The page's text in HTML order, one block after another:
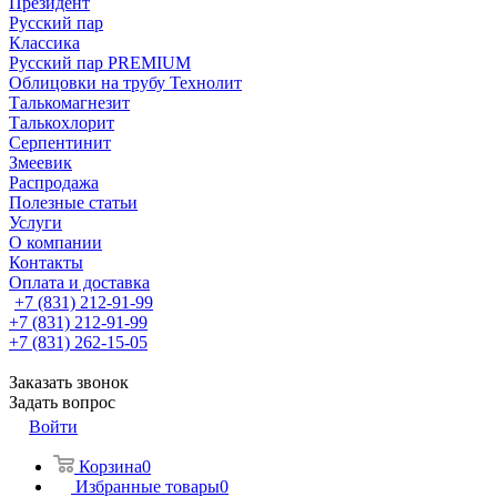
Русский пар
Классика
Русский пар PREMIUM
Облицовки на трубу Технолит
Талькомагнезит
Талькохлорит
Серпентинит
Змеевик
Распродажа
Полезные статьи
Услуги
О компании
Контакты
Оплата и доставка
+7 (831) 212-91-99
+7 (831) 212-91-99
+7 (831) 262-15-05
Заказать звонок
Задать вопрос
Войти
Корзина0
Избранные товары0